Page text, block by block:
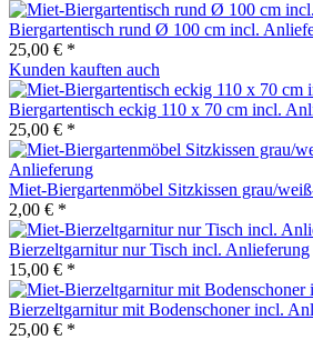
Biergartentisch rund Ø 100 cm incl.
25,00 € *
Kunden kauften auch
Biergartentisch eckig 110 x 70 cm incl.
25,00 € *
Miet-Biergartenmöbel Sitzkissen grau/
2,00 € *
Bierzeltgarnitur nur Tisch incl. Anlieferung
15,00 € *
Bierzeltgarnitur mit Bodenschoner incl.
25,00 € *